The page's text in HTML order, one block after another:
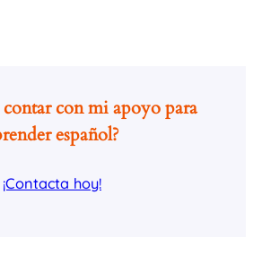
con mi apoyo para
español?
¡Contacta hoy!